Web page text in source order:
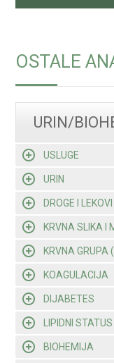
OSTALE
URIN/
USLUGE
URIN
DROGE I
KRVNA SLIKA I
KRVNA GRUPA
KOAGULACIJA
DIJABETES
LIPIDNI STATUS
BIOHEMIJA